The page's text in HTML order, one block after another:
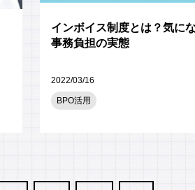
インボイス制度とは？気に
事務負担の実態
2022/03/16
BPO活用